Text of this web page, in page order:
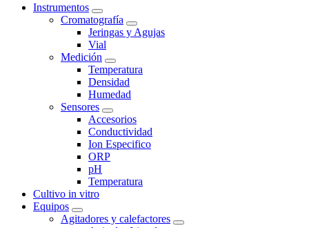
Instrumentos
Cromatografía
Jeringas y Agujas
Vial
Medición
Temperatura
Densidad
Humedad
Sensores
Accesorios
Conductividad
Ion Especifico
ORP
pH
Temperatura
Cultivo in vitro
Equipos
Agitadores y calefactores